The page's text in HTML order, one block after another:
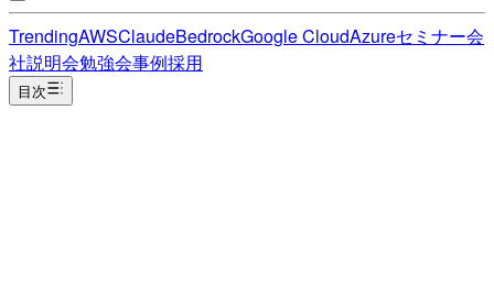
TrendingAWSClaudeBedrockGoogle CloudAzureセミナー会
社説明会勉強会事例採用
目次